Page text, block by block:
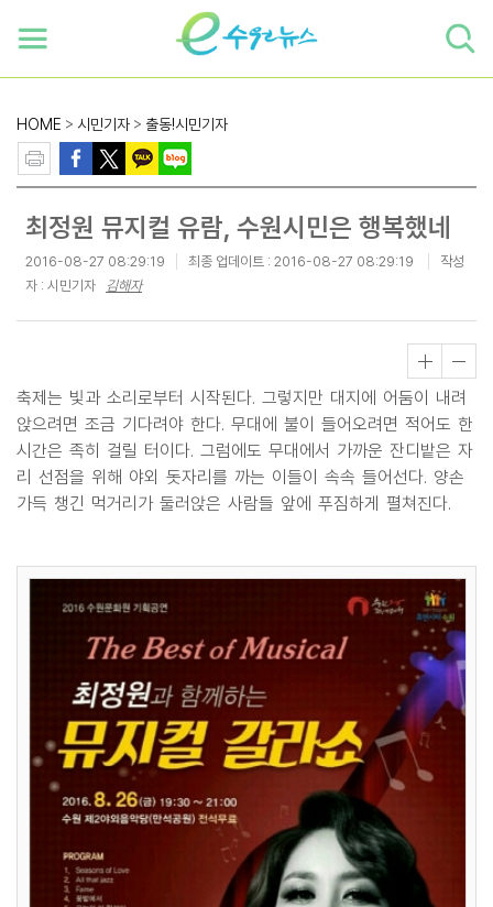
HOME > 시민기자 > 출동!시민기자
최정원 뮤지컬 유람, 수원시민은 행복했네
2016-08-27 08:29:19 최종 업데이트 : 2016-08-27 08:29:19
작성
자 : 시민기자
김해자
축제는 빛과 소리로부터 시작된다. 그렇지만 대지에 어둠이 내려
앉으려면 조금 기다려야 한다. 무대에 불이 들어오려면 적어도 한
시간은 족히 걸릴 터이다. 그럼에도 무대에서 가까운 잔디밭은 자
리 선점을 위해 야외 돗자리를 까는 이들이 속속 들어선다. 양손
가득 챙긴 먹거리가 둘러앉은 사람들 앞에 푸짐하게 펼쳐진다.